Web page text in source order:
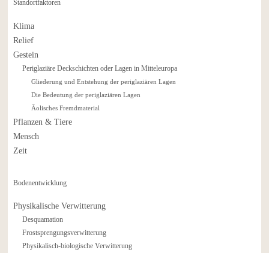
Standortfaktoren
Klima
Relief
Gestein
Periglaziäre Deckschichten oder Lagen in Mitteleuropa
Gliederung und Entstehung der periglaziären Lagen
Die Bedeutung der periglaziären Lagen
Äolisches Fremdmaterial
Pflanzen & Tiere
Mensch
Zeit
Bodenentwicklung
Physikalische Verwitterung
Desquamation
Frostsprengungsverwitterung
Physikalisch-biologische Verwitterung